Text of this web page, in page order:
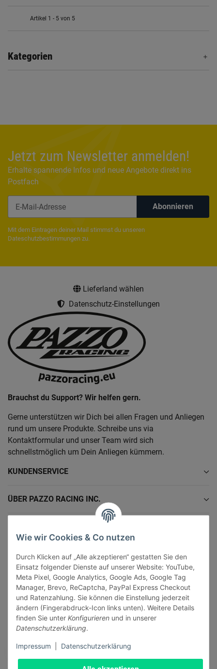
Wie wir Cookies & Co nutzen
Durch Klicken auf „Alle akzeptieren“ gestatten Sie den
Einsatz folgender Dienste auf unserer Website: YouTube,
Meta Pixel, Google Analytics, Google Ads, Google Tag
Manager, Brevo, ReCaptcha, PayPal Express Checkout
und Ratenzahlung. Sie können die Einstellung jederzeit
ändern (Fingerabdruck-Icon links unten). Weitere Details
finden Sie unter Konfigurieren und in unserer
Datenschutzerklärung.
Impressum Datenschutzerklärung
Artikel 1 - 5 von 5
Kategorien
Jetzt zum Newsletter anmelden!
Erhalte spannende Infos und neue Angebote direkt ins
Postfach
Abonnieren
Mit dem Eintragen deiner Mail stimmst du unseren
Dateschutzbestimmungen zu.
Lieferland wählen
Datenschutz-Einstellungen
Brauchst du Support? Wir helfen gern.
Gerne unterstützen wir Dich bei allen Fragen und Anliegen
rund um unsere Produkte. Schreibe uns via
Kontaktformular und unser Team wird sich
schnellstmöglich um Dein Anliegen kümmern.
KUNDENSERVICE
ÜBER PAZZO RACING INC.
GESETZLICHE INFORMATIONEN
Vertrag widerrufen
Sicher bezahlen via: